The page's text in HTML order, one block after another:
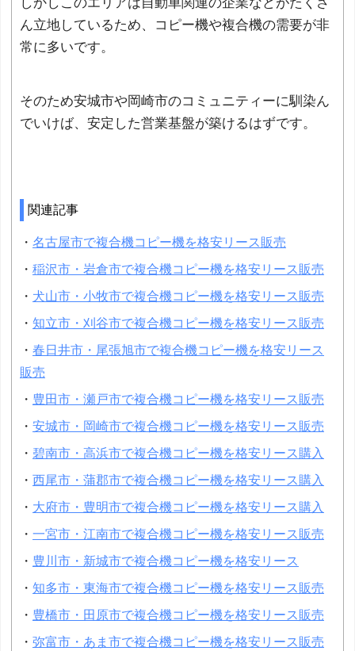
ん立地しているため、コピー機や複合機の需要が非
常に多いです。
そのため安城市や岡崎市のコミュニティーに馴染ん
でいけば、安定した営業基盤が築けるはずです。
関連記事
・ 名古屋市で複合機コピー機を格安リース販売
・ 稲沢市・岩倉市で複合機コピー機を格安リース販売
・ 犬山市・小牧市で複合機コピー機を格安リース販売
・ 知立市・刈谷市で複合機コピー機を格安リース販売
・ 春日井市・尾張旭市で複合機コピー機を格安リース
販売
・ 豊田市・瀬戸市で複合機コピー機を格安リース販売
・ 安城市・岡崎市で複合機コピー機を格安リース販売
・ 碧南市・高浜市で複合機コピー機を格安リース購入
・ 西尾市・蒲郡市で複合機コピー機を格安リース購入
・ 大府市・豊明市で複合機コピー機を格安リース購入
・ 一宮市・江南市で複合機コピー機を格安リース販売
・ 豊川市・新城市で複合機コピー機を格安リース
・ 知多市・東海市で複合機コピー機を格安リース販売
・ 豊橋市・田原市で複合機コピー機を格安リース販売
・ 弥富市・あま市で複合機コピー機を格安リース販売